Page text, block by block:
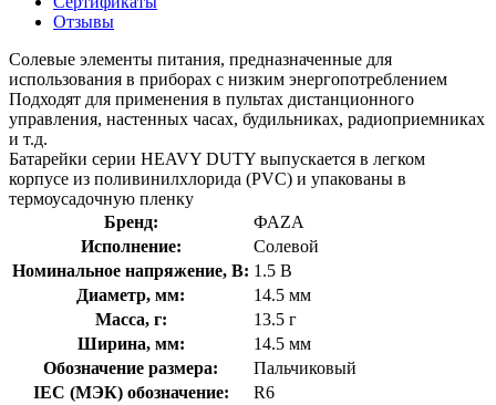
Отзывы
Солевые элементы питания, предназначенные для
использования в приборах с низким энергопотреблением
Подходят для применения в пультах дистанционного
управления, настенных часах, будильниках, радиоприемниках
и т.д.
Батарейки серии HEAVY DUTY выпускается в легком
корпусе из поливинилхлорида (PVC) и упакованы в
термоусадочную пленку
Бренд:
ФАZА
Исполнение:
Солевой
Номинальное напряжение, В: 1.5 В
Диаметр, мм:
14.5 мм
Масса, г:
13.5 г
Ширина, мм:
14.5 мм
Обозначение размера:
Пальчиковый
IEC (МЭК) обозначение:
R6